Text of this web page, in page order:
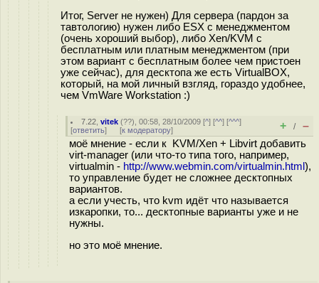
Итог, Server не нужен) Для сервера (пардон за
тавтологию) нужен либо ESX с менеджментом
(очень хороший выбор), либо Xen/KVM с
бесплатным или платным менеджментом (при
этом вариант с бесплатным более чем пристоен
уже сейчас), для десктопа же есть VirtualBOX,
который, на мой личный взгляд, гораздо удобнее,
чем VmWare Workstation :)
7.22 ,vitek (??), 00:58, 28/10/2009 [^] [^^] [^^^]
[ответить] [к модератору] + / –
моё мнение - если к KVM/Xen + Libvirt добавить
virt-manager (или что-то типа того, например,
virtualmin - http://www.webmin.com/virtualmin.html ),
то управление будет не сложнее десктопных
вариантов.
а если учесть, что kvm идёт что называется
изкаропки, то... десктопные варианты уже и не
нужны.
но это моё мнение.